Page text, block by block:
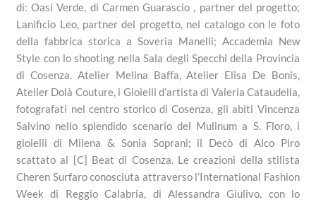
di: Oasi Verde, di Carmen Guarascio , partner del progetto;
Lanificio Leo, partner del progetto, nel catalogo con le foto
della fabbrica storica a Soveria Manelli; Accademia New
Style con lo shooting nella Sala degli Specchi della Provincia
di Cosenza. Atelier Melina Baffa, Atelier Elisa De Bonis,
Atelier Dolà Couture, i Gioielli d’artista di Valeria Cataudella,
fotografati nel centro storico di Cosenza, gli abiti Vincenza
Salvino nello splendido scenario del Mulinum a S. Floro, i
gioielli di Milena & Sonia Soprani; il Decò di Alco Piro
scattato al [C] Beat di Cosenza. Le creazioni della stilista
Cheren Surfaro conosciuta attraverso l’International Fashion
Week di Reggio Calabria, di Alessandra Giulivo, con lo